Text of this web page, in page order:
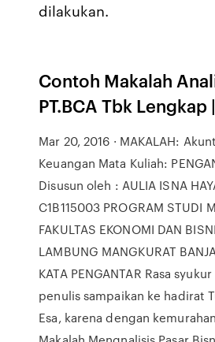
dilakukan.
Contoh Makalah
PT.BCA Tbk Lengkap
Mar 20, 2016 · MAKALAH:
Keuangan Mata Kuliah:
Disusun oleh : AULIA ISNA
C1B115003 PROGRAM STUDI
FAKULTAS EKONOMI DAN
LAMBUNG MANGKURAT
KATA PENGANTAR Rasa
penulis sampaikan ke hadirat
Esa, karena dengan